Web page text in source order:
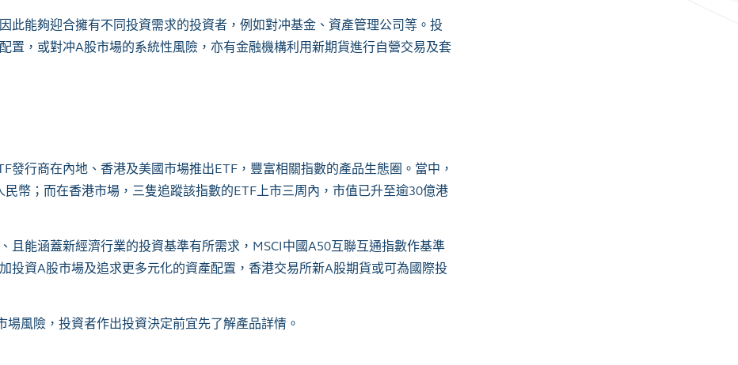
此能夠迎合擁有不同投資需求的投資者，例如對冲基金、資產管理公司等。投
置，或對冲A股市場的系統性風險，亦有金融機構利用新期貨進行自營交易及套
發行商在內地、香港及美國市場推出ETF ，豐富相關指數的產品生態圈。當中，
民幣；而在香港市場，三隻追蹤該指數的ETF上市三周內，市值已升至逾30億港
且能涵蓋新經濟行業的投資基準有所需求， MSCI中國A50互聯互通指數作基準
投資A股市場及追求更多元化的資產配置，香港交易所新A股期貨或可為國際投
場風險，投資者作出投資決定前宜先了解產品詳情。